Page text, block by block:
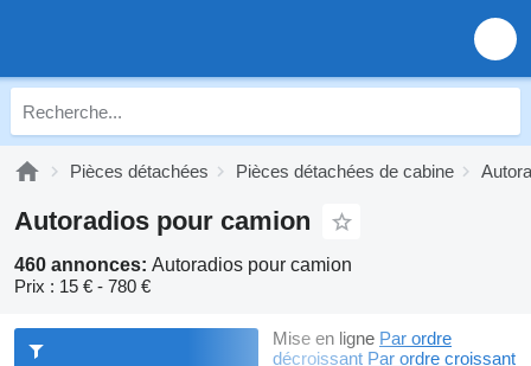
Pièces détachées Pièces détachées de cabine
Autoradios pour camion
460 annonces: Autoradios pour camion
Prix : 15 € - 780 €
Mise en ligne Par ordre
décroissant Par ordre croissant